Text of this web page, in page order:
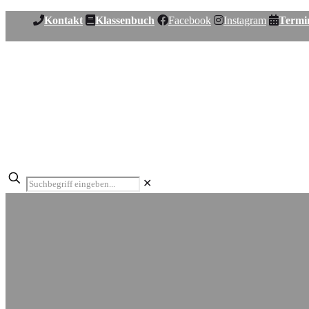
Kontakt Klassenbuch Facebook Instagram
✕